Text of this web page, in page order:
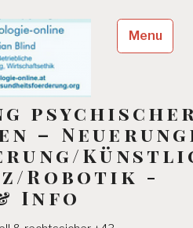
–
Robotik -
Info
Menu